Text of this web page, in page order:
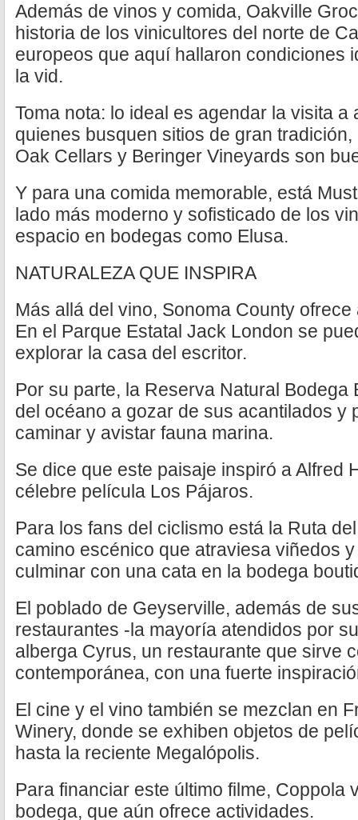
Además de vinos y comida, Oakville
historia de los vinicultores del norte de
europeos que aquí hallaron condiciones
la vid.
Toma nota: lo ideal es agendar la visita a
quienes busquen sitios de gran
Oak Cellars y Beringer Vineyards son
Y para una comida memorable, está
lado más moderno y sofisticado de los
espacio en bodegas como Elusa.
NATURALEZA QUE INSPIRA
Más allá del vino, Sonoma County
En el Parque Estatal Jack London se
explorar la casa del escritor.
Por su parte, la Reserva Natural Bodega
del océano a gozar de sus acantilados y
caminar y avistar fauna marina.
Se dice que este paisaje inspiró a Alfred
célebre película Los Pájaros.
Para los fans del ciclismo está la Ruta
camino escénico que atraviesa viñedos
culminar con una cata en la bodega
El poblado de Geyserville, además de
restaurantes -la mayoría atendidos por
alberga Cyrus, un restaurante que sirve
contemporánea, con una fuerte
El cine y el vino también se mezclan en
Winery, donde se exhiben objetos de
hasta la reciente Megalópolis.
Para financiar este último filme, Coppola
bodega, que aún ofrece actividades.